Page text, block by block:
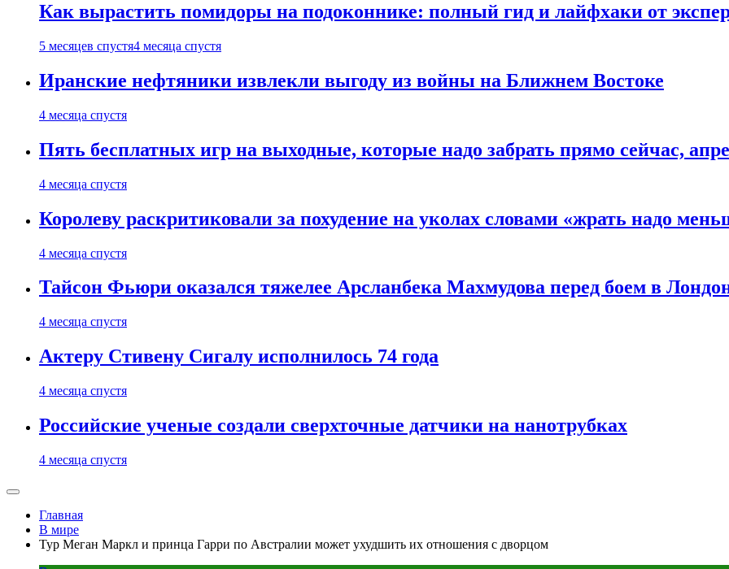
Как вырастить помидоры на подоконнике: полный гид и лайфхаки от
5 месяцев спустя4 месяца спустя
Иранские нефтяники извлекли выгоду из войны на Ближнем Востоке
4 месяца спустя
Пять бесплатных игр на выходные, которые надо забрать прямо сейчас,
4 месяца спустя
Королеву раскритиковали за похудение на уколах словами «жрать надо
4 месяца спустя
Тайсон Фьюри оказался тяжелее Арсланбека Махмудова перед боем в
4 месяца спустя
Актеру Стивену Сигалу исполнилось 74 года
4 месяца спустя
Российские ученые создали сверхточные датчики на нанотрубках
4 месяца спустя
Главная
В мире
Тур Меган Маркл и принца Гарри по Австралии может ухудшить их отношения с дворцом